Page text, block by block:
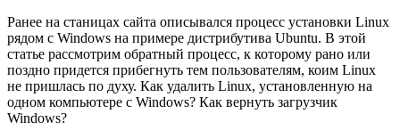
Ранее на станицах сайта описывался процесс установки Linux
рядом с Windows на примере дистрибутива Ubuntu. В этой
статье рассмотрим обратный процесс, к которому рано или
поздно придется прибегнуть тем пользователям, коим Linux
не пришлась по духу. Как удалить Linux, установленную на
одном компьютере с Windows? Как вернуть загрузчик
Windows?